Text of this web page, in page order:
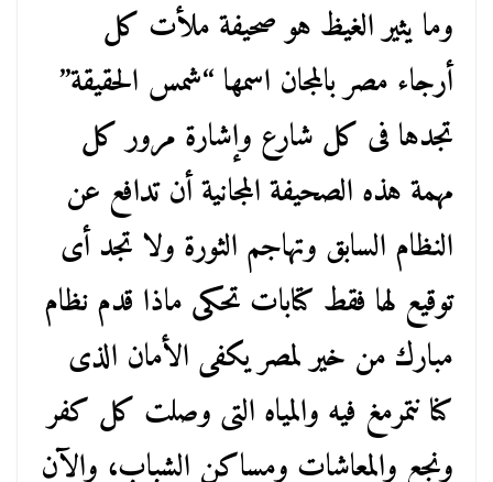
وما يثير الغيظ هو صحيفة ملأت كل
أرجاء مصر بالمجان اسمها “شمس الحقيقة”
تجدها فى كل شارع وإشارة مرور كل
مهمة هذه الصحيفة المجانية أن تدافع عن
النظام السابق وتهاجم الثورة ولا تجد أى
توقيع لها فقط كتابات تحكى ماذا قدم نظام
مبارك من خير لمصر يكفى الأمان الذى
كنا نتمرمغ فيه والمياه التى وصلت كل كفر
ونجع والمعاشات ومساكن الشباب، والآن